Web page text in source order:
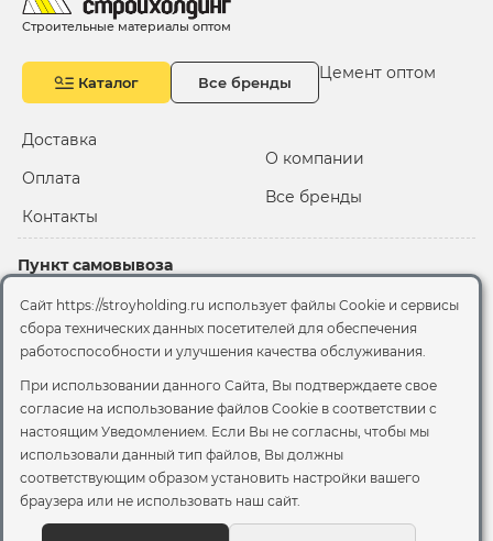
Строительные материалы оптом
Каталог Все бренды Цемент оптом
Доставка
Оплата
Контакты
О компании
Все бренды
Пункт самовывоза
2-й Иртышский проезд,
территория 2А стр.3
Офис
Москва, ул. Вятская, 49с1
© 2026 Стройхолдинг | г. Москва
Договор оферта
Политика конфиденциальности
Сайт https://stroyholding.ru использует файлы Cookie и сервисы
сбора технических данных посетителей для обеспечения
работоспособности и улучшения качества обслуживания.
При использовании данного Сайта, Вы подтверждаете свое
согласие на использование файлов Cookie в соответствии с
настоящим Уведомлением. Если Вы не согласны, чтобы мы
использовали данный тип файлов, Вы должны
соответствующим образом установить настройки вашего
браузера или не использовать наш сайт.